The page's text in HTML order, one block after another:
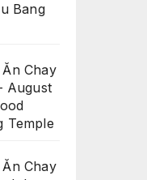
Bang
Chay
August
Temple
Chay